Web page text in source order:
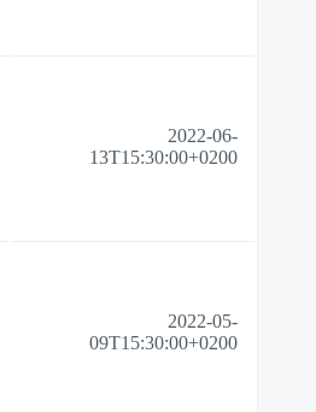
2022-06-
13T15:30:00+0200
2022-05-
09T15:30:00+0200